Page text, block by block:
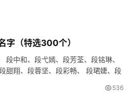
字（特选300个）
段中和、段弋嫣、段芳荃、段铭琳、
甜翔、段蓉坚、段彩畅、 段珺婕、段
536